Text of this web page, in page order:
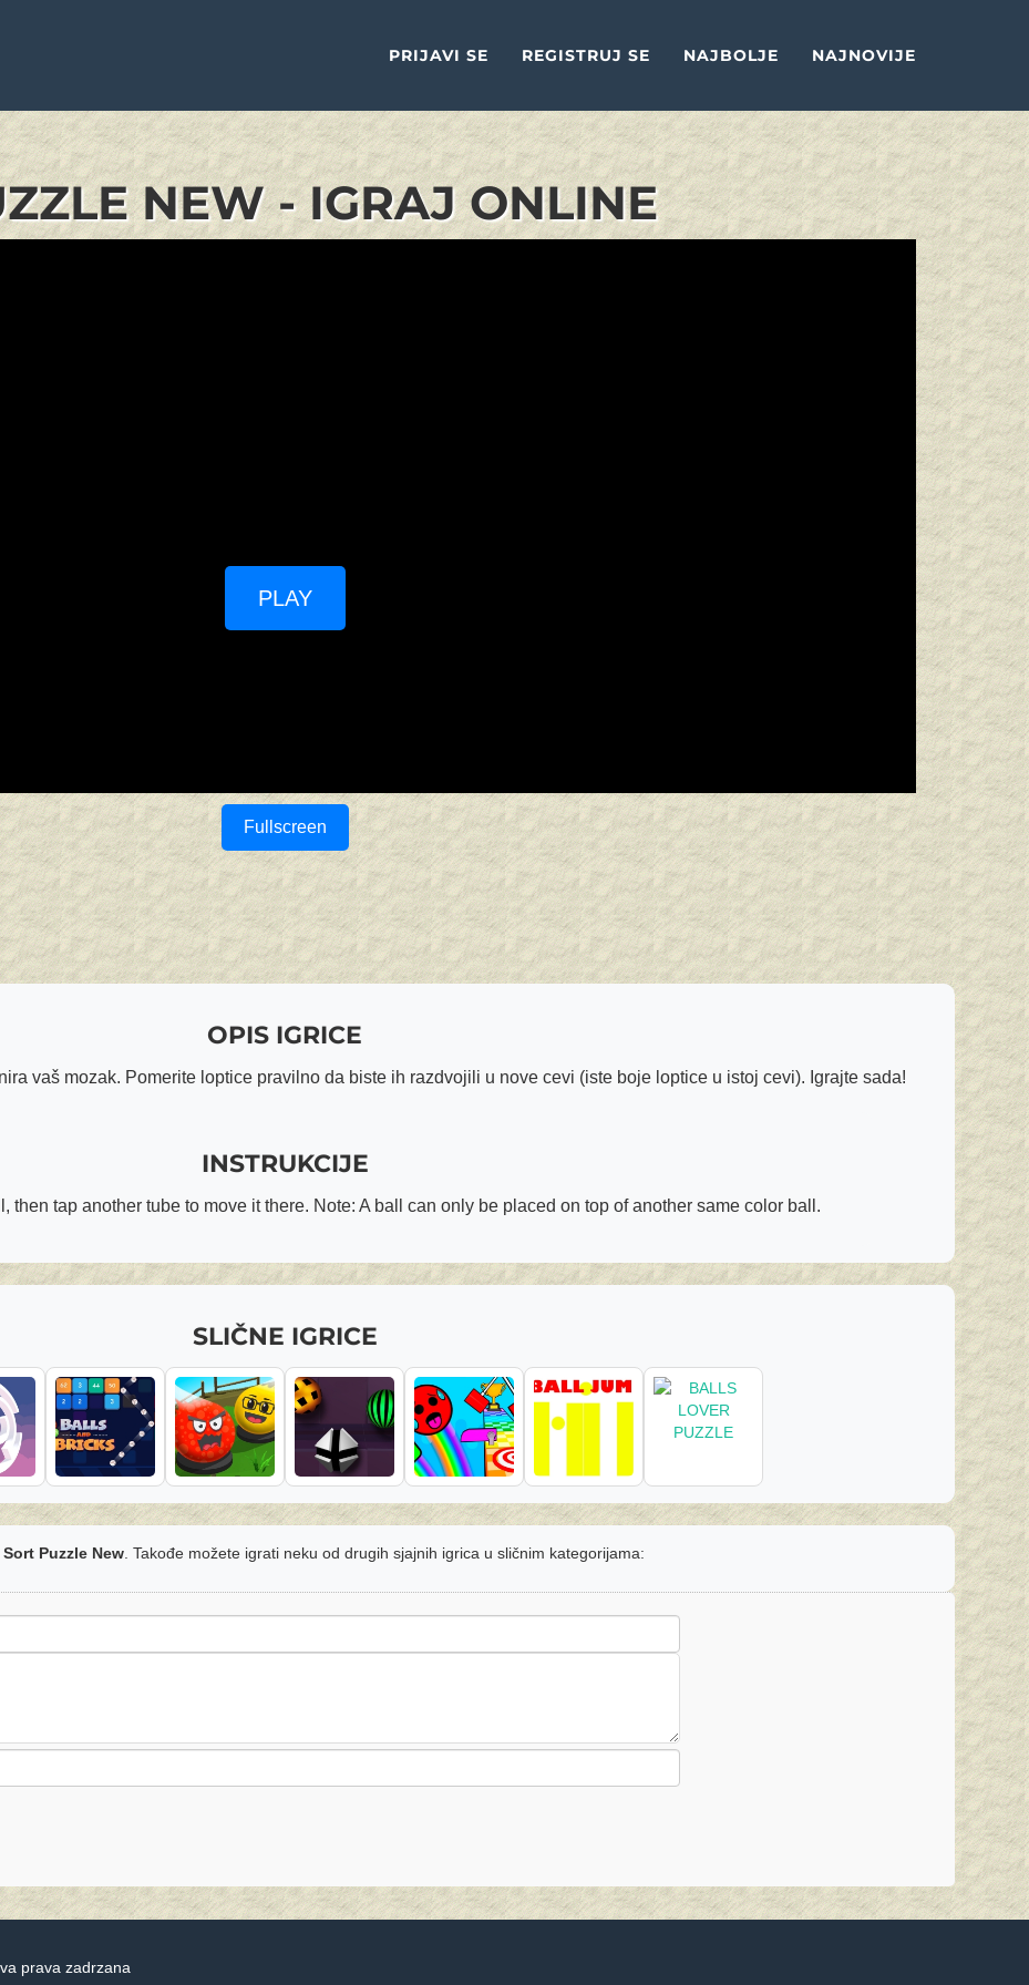
PRIJAVI SE REGISTRUJ SE NAJBOLJE NAJNOVIJE
NEW - IGRAJ ONLINE
PLAY
Fullscreen
OPIS IGRICE
vaš mozak. Pomerite loptice pravilno da biste ih razdvojili u nove cevi (iste boje loptice u istoj cevi). Igrajte sada!
INSTRUKCIJE
then tap another tube to move it there. Note: A ball can only be placed on top of another same color ball.
SLIČNE IGRICE
Puzzle New . Takođe možete igrati neku od drugih sjajnih igrica u sličnim kategorijama:
prava zadrzana